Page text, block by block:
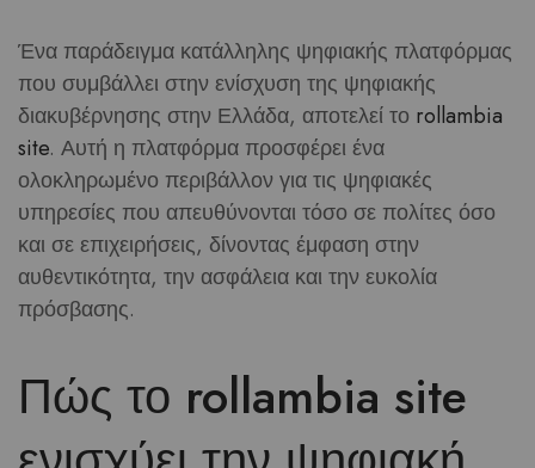
Ένα παράδειγμα κατάλληλης ψηφιακής πλατφόρμας
που συμβάλλει στην ενίσχυση της ψηφιακής
διακυβέρνησης στην Ελλάδα, αποτελεί το rollambia
site. Αυτή η πλατφόρμα προσφέρει ένα
ολοκληρωμένο περιβάλλον για τις ψηφιακές
υπηρεσίες που απευθύνονται τόσο σε πολίτες όσο
και σε επιχειρήσεις, δίνοντας έμφαση στην
αυθεντικότητα, την ασφάλεια και την ευκολία
πρόσβασης.
Πώς το rollambia site